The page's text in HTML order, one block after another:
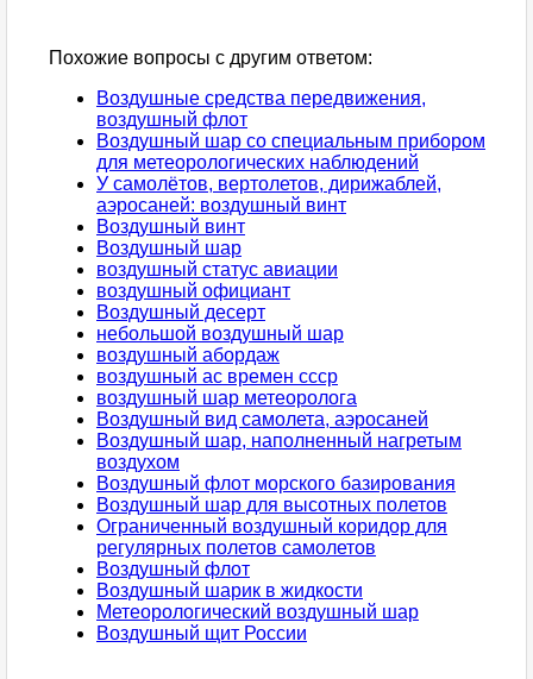
Похожие вопросы с другим ответом:
Воздушные средства передвижения,
воздушный флот
Воздушный шар со специальным прибором
для метеорологических наблюдений
У самолётов, вертолетов, дирижаблей,
аэросаней: воздушный винт
Воздушный винт
Воздушный шар
воздушный статус авиации
воздушный официант
Воздушный десерт
небольшой воздушный шар
воздушный абордаж
воздушный ас времен ссср
воздушный шар метеоролога
Воздушный вид самолета, аэросаней
Воздушный шар, наполненный нагретым
воздухом
Воздушный флот морского базирования
Воздушный шар для высотных полетов
Ограниченный воздушный коридор для
регулярных полетов самолетов
Воздушный флот
Воздушный шарик в жидкости
Метеорологический воздушный шар
Воздушный щит России